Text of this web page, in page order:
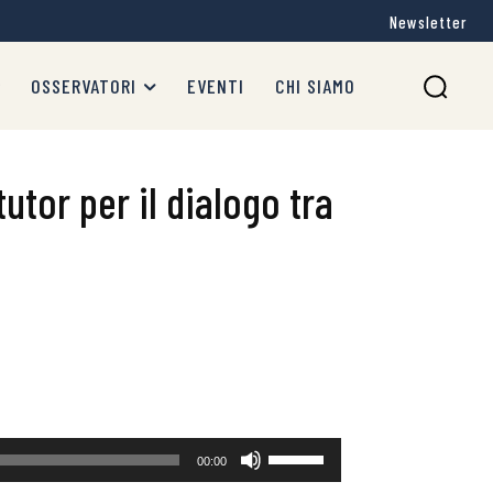
Newsletter
OSSERVATORI EVENTI CHI SIAMO
per il dialogo tra
00:00